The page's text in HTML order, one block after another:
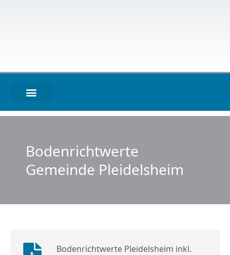
Bodenrichtwerte
Gemeinde Pleidelsheim
Bodenrichtwerte Pleidelsheim inkl.